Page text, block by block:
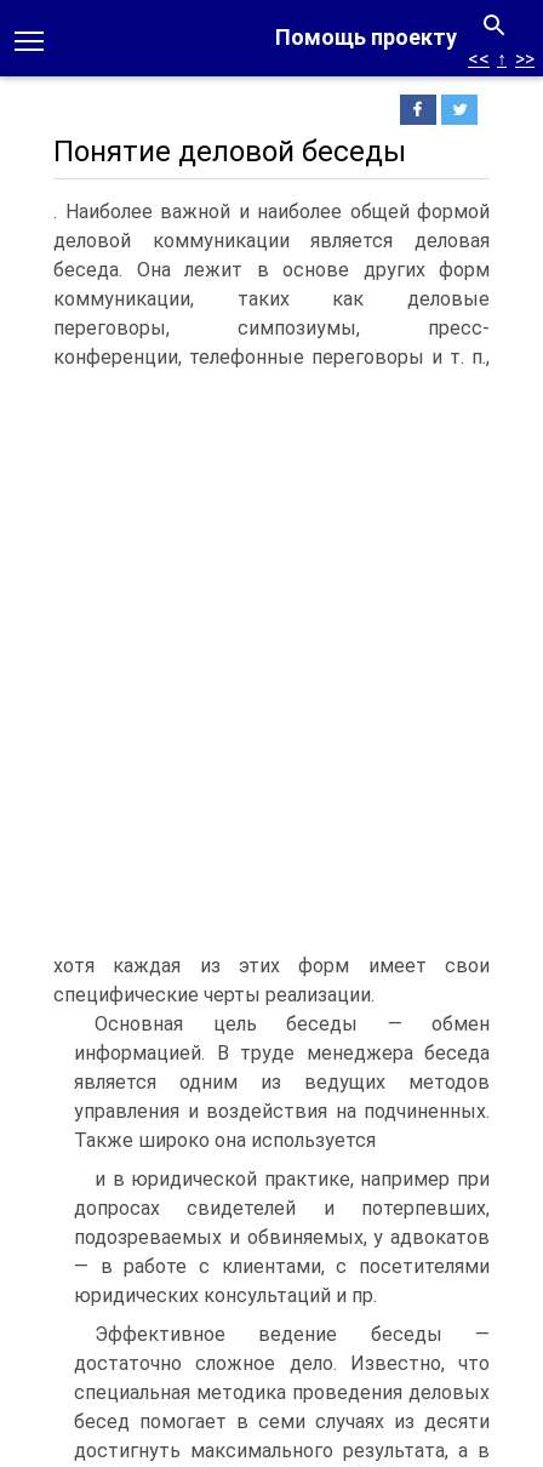
Помощь проекту
<< ↑ >>
Понятие деловой беседы
. Наиболее важной и наиболее общей формой
деловой коммуникации является деловая
беседа. Она лежит в основе других форм
коммуникации, таких как деловые
переговоры, симпозиумы, пресс-
конференции, телефонные переговоры и т. п.,
хотя каждая из этих форм имеет свои
специфические черты реализации.
Основная цель беседы — обмен
информацией. В труде менеджера беседа
является одним из ведущих методов
управления и воздействия на подчиненных.
Также широко она используется
и в юридической практике, например при
допросах свидетелей и потерпевших,
подозреваемых и обвиняемых, у адвокатов
— в работе с клиентами, с посетителями
юридических консультаций и пр.
Эффективное ведение беседы —
достаточно сложное дело. Известно, что
специальная методика проведения деловых
бесед помогает в семи случаях из десяти
достигнуть максимального результата, а в